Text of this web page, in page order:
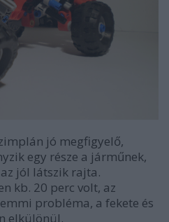
jó megfigyelő,
egy része a járműnek,
jól látszik rajta.
kb. 20 perc volt, az
probléma, a fekete és
elkülönül.